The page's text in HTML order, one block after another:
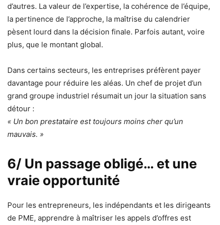
d’autres. La valeur de l’expertise, la cohérence de l’équipe,
la pertinence de l’approche, la maîtrise du calendrier
pèsent lourd dans la décision finale. Parfois autant, voire
plus, que le montant global.
Dans certains secteurs, les entreprises préfèrent payer
davantage pour réduire les aléas. Un chef de projet d’un
grand groupe industriel résumait un jour la situation sans
détour :
« Un bon prestataire est toujours moins cher qu’un
mauvais. »
6/ Un passage obligé… et une
vraie opportunité
Pour les entrepreneurs, les indépendants et les dirigeants
de PME, apprendre à maîtriser les appels d’offres est